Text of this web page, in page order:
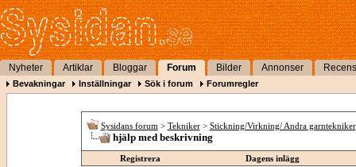
Nyheter Artiklar Bloggar Forum Bilder Annonser
Bevakningar Inställningar Sök i forum Forumregler
Sysidans forum > Tekniker > Stickning/Virkning/ Andra garntekniker
hjälp med beskrivning
Registrera Dagens inlägg